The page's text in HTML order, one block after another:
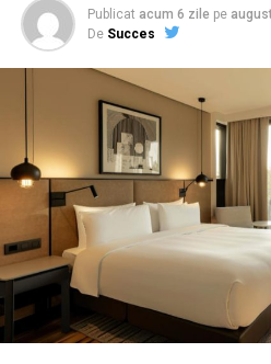
ARTICOLE PE ACEIASI TEMA:
URMATORUL
EXPLOZIV/”Statul paralel?
lins ! – Comisarul de Prahova
NU RATATI
GREU CU SRI/Col SRI Silviu
libertate dupa producerea
cazuri cu soferi bauti care au
au fost retinuti si apoi
bauturi alcoolice
Publicat acum 6 zile pe
De Succes